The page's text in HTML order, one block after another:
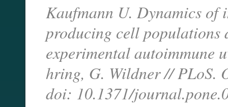
Kaufmann U. Dynamics
producing cell populations
experimental autoimmune
hring, G. Wildner //
doi: 10.1371/